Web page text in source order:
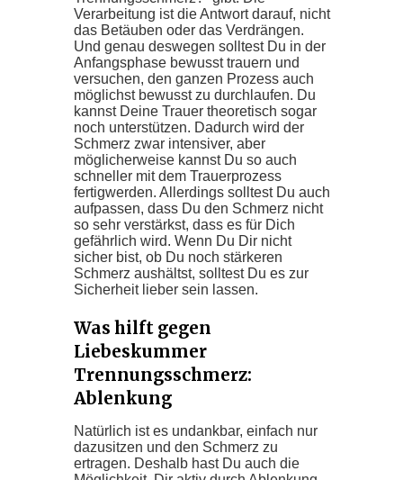
Verarbeitung ist die Antwort darauf, nicht
das Betäuben oder das Verdrängen.
Und genau deswegen solltest Du in der
Anfangsphase bewusst trauern und
versuchen, den ganzen Prozess auch
möglichst bewusst zu durchlaufen. Du
kannst Deine Trauer theoretisch sogar
noch unterstützen. Dadurch wird der
Schmerz zwar intensiver, aber
möglicherweise kannst Du so auch
schneller mit dem Trauerprozess
fertigwerden. Allerdings solltest Du auch
aufpassen, dass Du den Schmerz nicht
so sehr verstärkst, dass es für Dich
gefährlich wird. Wenn Du Dir nicht
sicher bist, ob Du noch stärkeren
Schmerz aushältst, solltest Du es zur
Sicherheit lieber sein lassen.
Was hilft gegen
Liebeskummer
Trennungsschmerz:
Ablenkung
Natürlich ist es undankbar, einfach nur
dazusitzen und den Schmerz zu
ertragen. Deshalb hast Du auch die